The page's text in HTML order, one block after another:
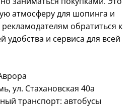
атмосферу для шопинга и
обратиться к
удобства и сервиса для всей
ул. Стахановская 40а
транспорт: автобусы